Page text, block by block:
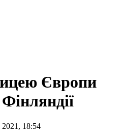
Європи
2021, 18:54